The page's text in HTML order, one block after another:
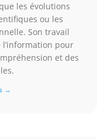
les évolutions
ou les
Son travail
pour
et des
→